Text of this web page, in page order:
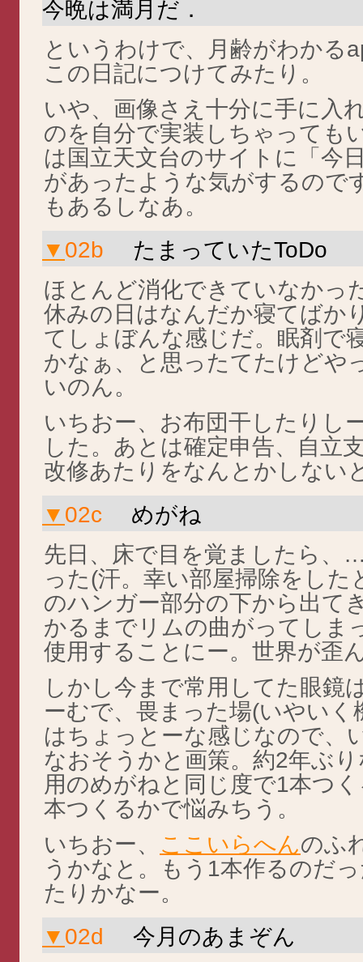
今晩は満月だ．
というわけで、月齢がわかる
この日記につけてみたり。
いや、画像さえ十分に手に入
のを自分で実装しちゃっても
は国立天文台のサイトに「今
があったような気がするので
もあるしなあ。
▼ 02b
たまっていたToDo
ほとんど消化できていなかっ
休みの日はなんだか寝てばか
てしょぼんな感じだ。眠剤で
かなぁ、と思ったてたけどや
いのん。
いちおー、お布団干したりし
した。あとは確定申告、自立
改修あたりをなんとかしない
▼ 02c
めがね
先日、床で目を覚ましたら、
った(汗。幸い部屋掃除をし
のハンガー部分の下から出て
かるまでリムの曲がってしま
使用することにー。世界が歪
しかし今まで常用してた眼鏡
ーむで、畏まった場(いやい
はちょっとーな感じなので、
なおそうかと画策。約2年ぶ
用のめがねと同じ度で1本つ
本つくるかで悩みちう。
いちおー、 ここいらへんのふ
うかなと。もう1本作るのだ
たりかなー。
▼ 02d
今月のあまぞん